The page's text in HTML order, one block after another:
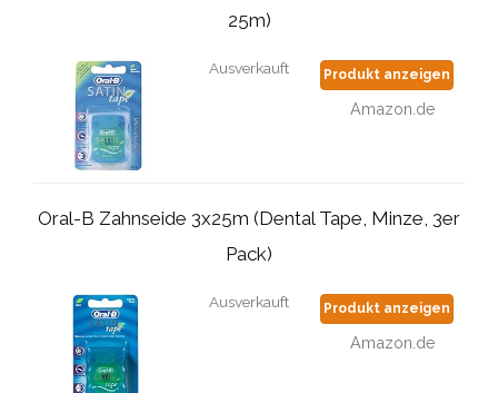
25m)
Ausverkauft Produkt anzeigen
Amazon.de
Oral-B Zahnseide 3x25m (Dental Tape, Minze, 3er
Pack)
Ausverkauft Produkt anzeigen
Amazon.de